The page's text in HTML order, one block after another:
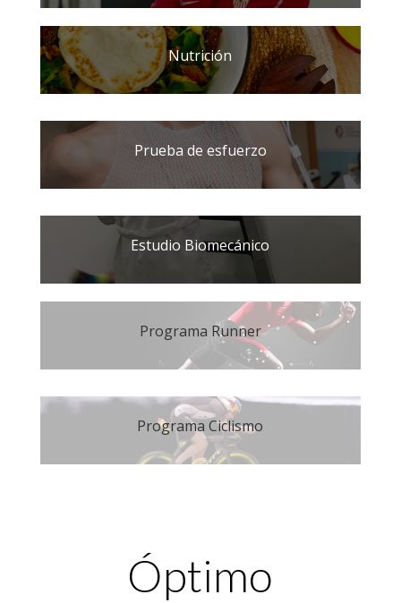
Nutrición
Prueba de esfuerzo
Estudio Biomecánico
Programa Runner
Programa Ciclismo
Óptimo